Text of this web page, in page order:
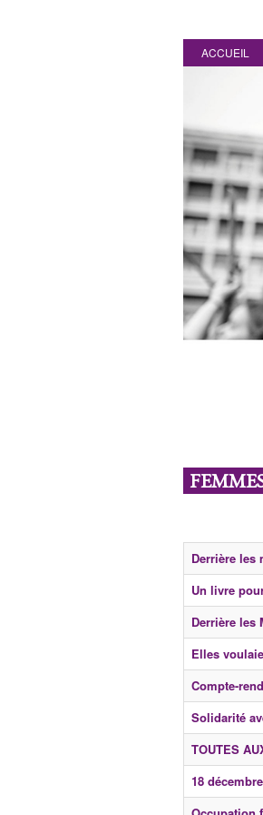
ACCUEIL
Derrière les
Un livre
Derrière les
Elles
Compte-
Solidarité
TOUTES
18